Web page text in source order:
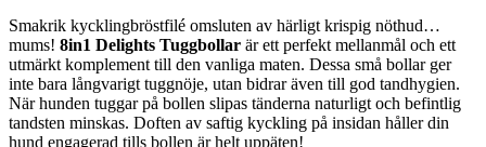
Smakrik kycklingbröstfilé omsluten av härligt krispig nöthud…
mums! 8in1 Delights Tuggbollar är ett perfekt mellanmål och ett
utmärkt komplement till den vanliga maten. Dessa små bollar ger
inte bara långvarigt tuggnöje, utan bidrar även till god tandhygien.
När hunden tuggar på bollen slipas tänderna naturligt och befintlig
tandsten minskas. Doften av saftig kyckling på insidan håller din
hund engagerad tills bollen är helt uppäten!